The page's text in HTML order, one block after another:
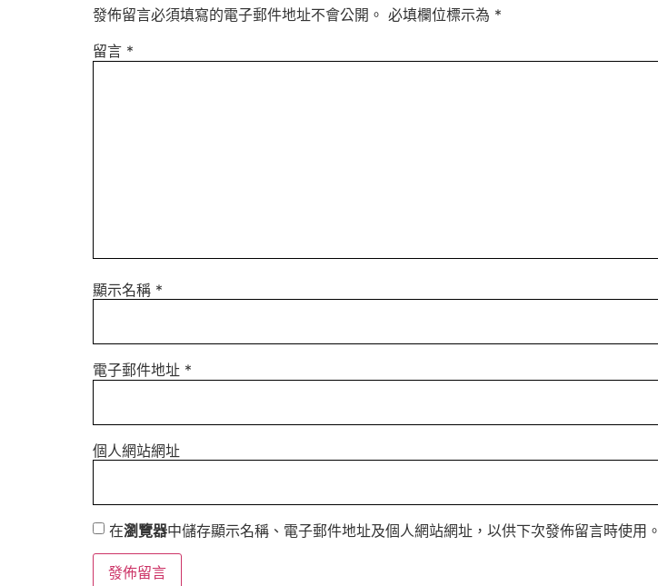
發佈留言必須填寫的電子郵件地址不會公開。 必填欄位標示為 *
留言 *
顯示名稱 *
電子郵件地址 *
個人網站網址
在瀏覽器中儲存顯示名稱、電子郵件地址及個人網站網址，以供下次發佈留言時使用。